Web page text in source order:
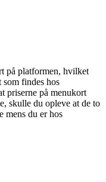
på platformen, hvilket
findes hos
priserne på menukort
skulle du opleve at de to
mens du er hos